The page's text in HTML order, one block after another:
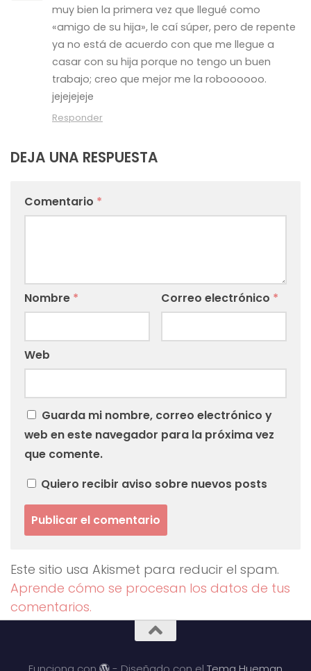
muy bien la primera vez que llegué como
«amigo de su hija», le caí súper, pero de repente
ya no está de acuerdo con que me llegue a
casar con su hija porque no tengo un buen
trabajo; creo que mejor me la roboooooo.
jejejejeje
Responder
DEJA UNA RESPUESTA
Comentario *
Nombre * Correo electrónico *
Web
Guarda mi nombre, correo electrónico y
web en este navegador para la próxima vez
que comente.
Quiero recibir aviso sobre nuevos posts
Este sitio usa Akismet para reducir el spam.
Aprende cómo se procesan los datos de tus
comentarios.